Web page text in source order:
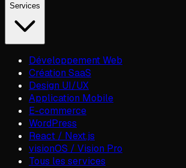
Services
Développement Web
Création SaaS
Design UI/UX
Application Mobile
E-commerce
WordPress
React / Next.js
visionOS / Vision Pro
Tous les services